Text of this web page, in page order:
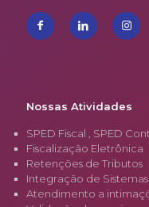
Nossas Atividades
SPED Fiscal , SPED
Fiscalização Eletrônica
Retenções de Tributos
Integração de
Atendimento a